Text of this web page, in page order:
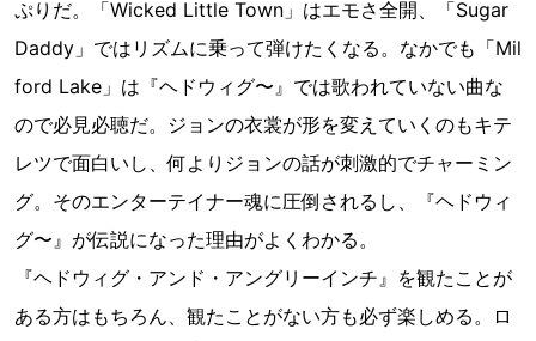
ぷりだ。「Wicked Little Town」はエモさ全開、「Sugar
Daddy」ではリズムに乗って弾けたくなる。なかでも「Mil
ford Lake」は『ヘドウィグ〜』では歌われていない曲な
ので必見必聴だ。ジョンの衣裳が形を変えていくのもキテ
レツで面白いし、何よりジョンの話が刺激的でチャーミン
グ。そのエンターテイナー魂に圧倒されるし、『ヘドウィ
グ〜』が伝説になった理由がよくわかる。
『ヘドウィグ・アンド・アングリーインチ』を観たことが
ある方はもちろん、観たことがない方も必ず楽しめる。ロ